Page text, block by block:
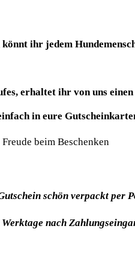
ihr jedem
erhaltet ihr von uns
in eure
beim Beschenken
schön verpackt per
nach